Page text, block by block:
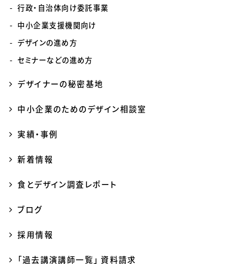
行政・自治体向け委託事業
中小企業支援機関向け
デザインの進め方
セミナーなどの進め方
デザイナーの秘密基地
中小企業のためのデザイン相談室
実績・事例
新着情報
食とデザイン調査レポート
ブログ
採用情報
「過去講演講師一覧」 資料請求